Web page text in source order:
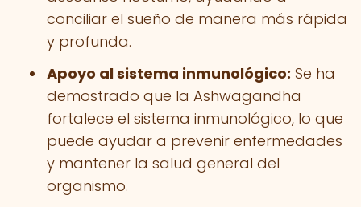
conciliar el sueño de manera más rápida
y profunda.
Apoyo al sistema inmunológico: Se ha
demostrado que la Ashwagandha
fortalece el sistema inmunológico, lo que
puede ayudar a prevenir enfermedades
y mantener la salud general del
organismo.